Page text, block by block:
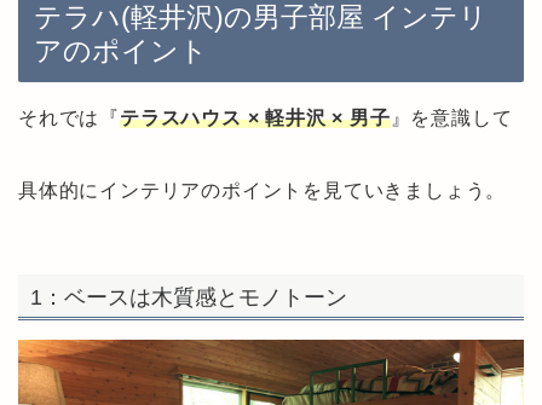
テラハ(軽井沢)の男子部屋 インテリ
アのポイント
それでは『テラスハウス × 軽井沢 × 男子』を意識して
具体的にインテリアのポイントを見ていきましょう。
1：ベースは木質感とモノトーン